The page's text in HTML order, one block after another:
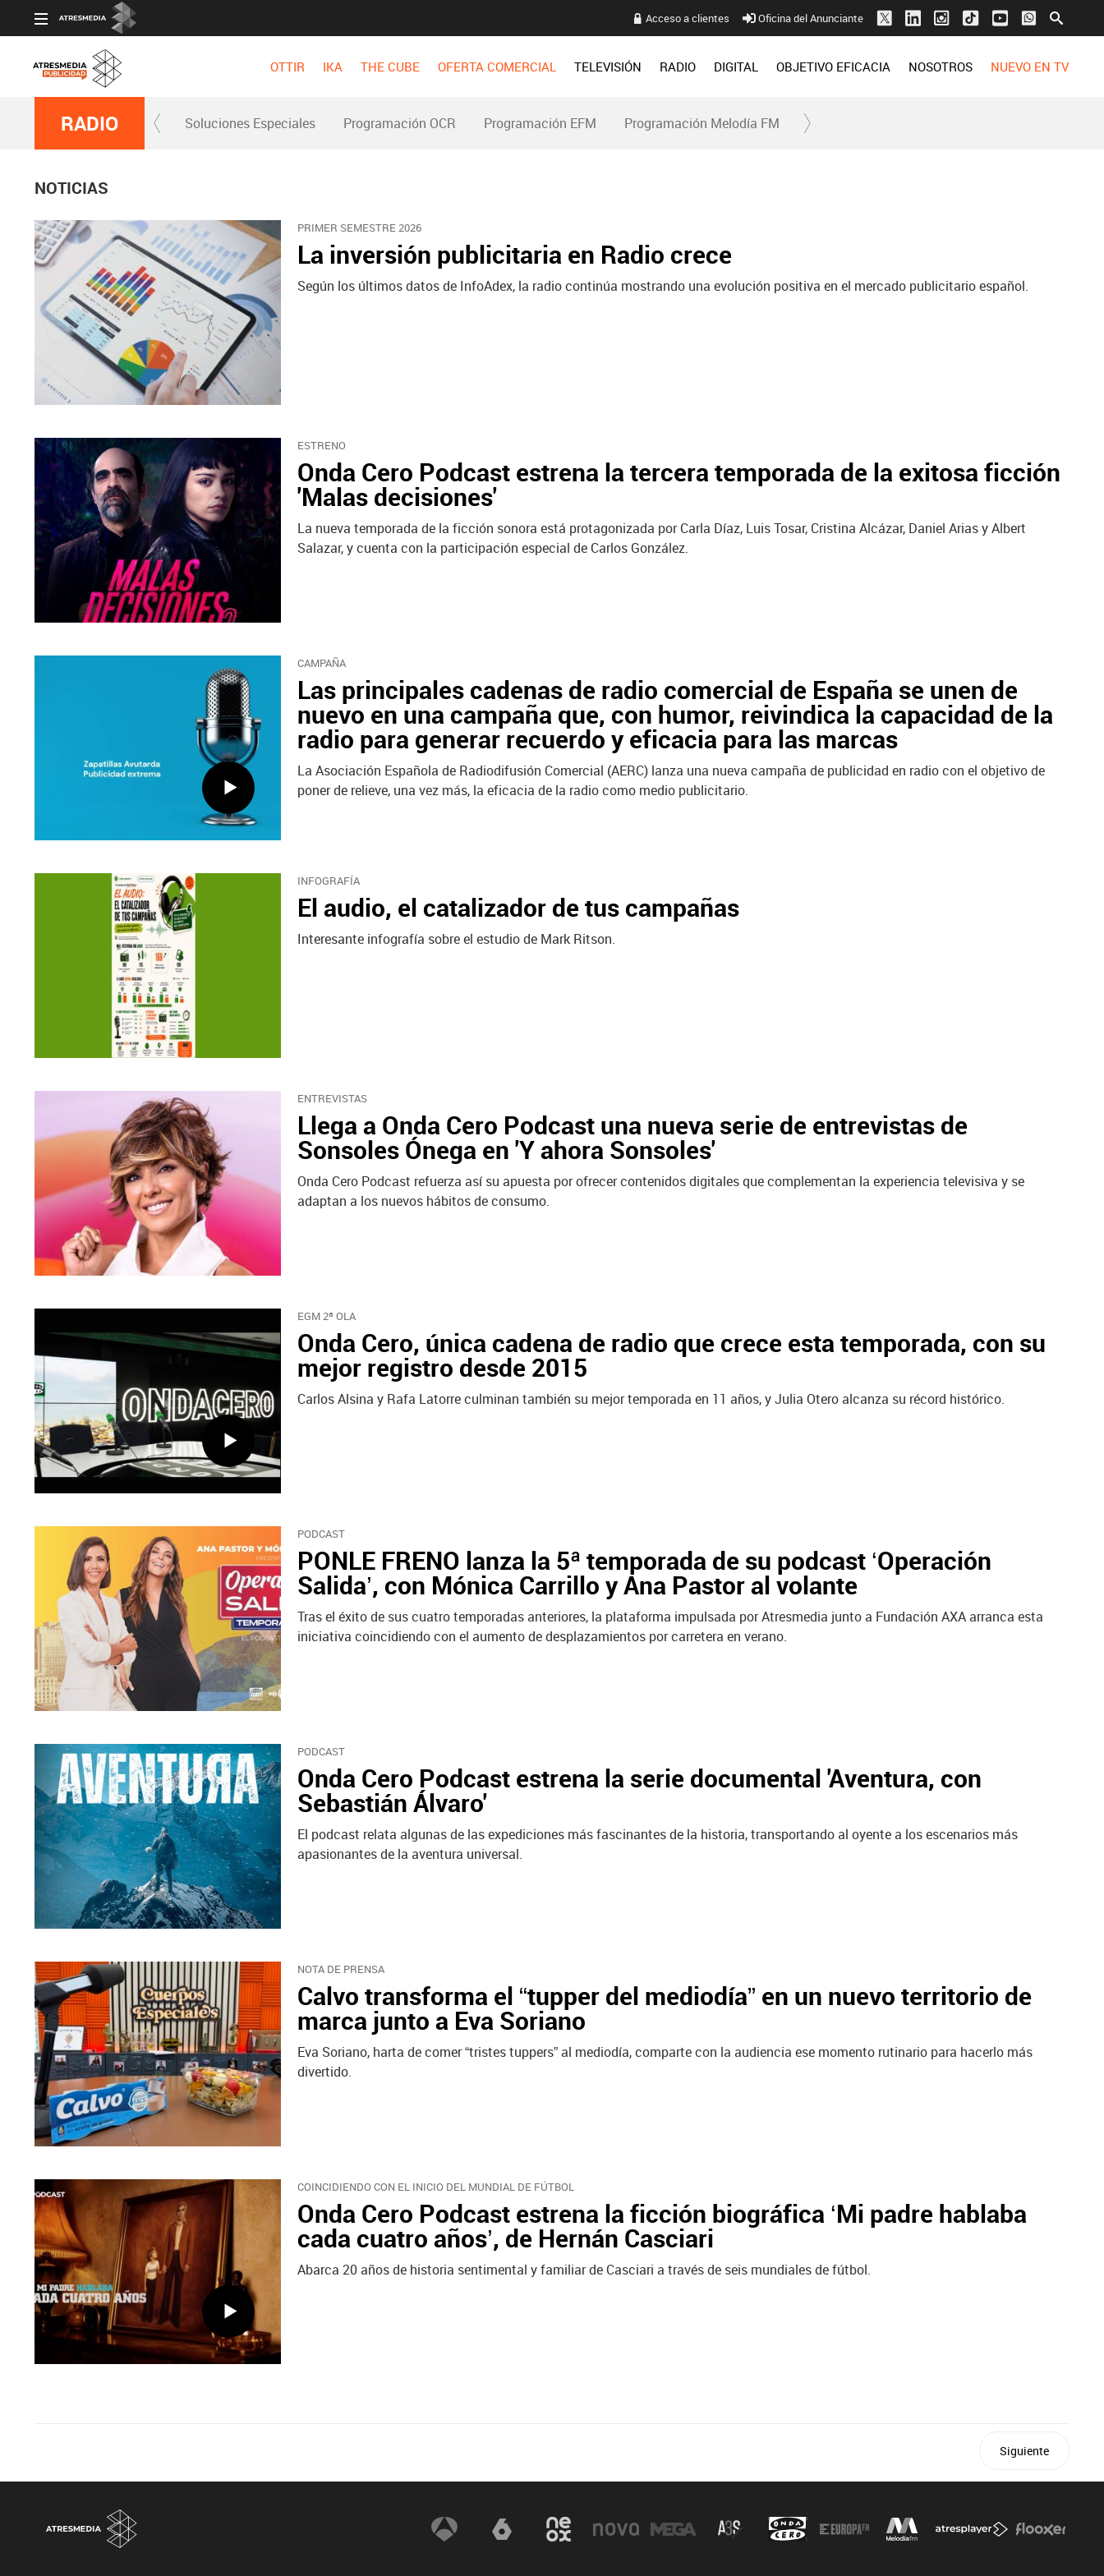
Acceso a clientes Oficina del Anunciante
OTTIR IKA THE CUBE OFERTA COMERCIAL TELEVISIÓN RADIO DIGITAL OBJETIVO EFICACIA NOSOTROS NUEVO EN TV
RADIO Soluciones Especiales Programación OCR Programación EFM Programación Melodía FM
NOTICIAS
PRIMER SEMESTRE 2026
La inversión publicitaria en Radio crece
Según los últimos datos de InfoAdex, la radio continúa mostrando una evolución positiva en el mercado publicitario español.
ESTRENO
Onda Cero Podcast estrena la tercera temporada de la exitosa ficción
'Malas decisiones'
La nueva temporada de la ficción sonora está protagonizada por Carla Díaz, Luis Tosar, Cristina Alcázar, Daniel Arias y Albert
Salazar, y cuenta con la participación especial de Carlos González.
CAMPAÑA
Las principales cadenas de radio comercial de España se unen de
nuevo en una campaña que, con humor, reivindica la capacidad de la
radio para generar recuerdo y eficacia para las marcas
La Asociación Española de Radiodifusión Comercial (AERC) lanza una nueva campaña de publicidad en radio con el objetivo de
poner de relieve, una vez más, la eficacia de la radio como medio publicitario.
INFOGRAFÍA
El audio, el catalizador de tus campañas
Interesante infografía sobre el estudio de Mark Ritson.
ENTREVISTAS
Llega a Onda Cero Podcast una nueva serie de entrevistas de
Sonsoles Ónega en 'Y ahora Sonsoles'
Onda Cero Podcast refuerza así su apuesta por ofrecer contenidos digitales que complementan la experiencia televisiva y se
adaptan a los nuevos hábitos de consumo.
EGM 2ª OLA
Onda Cero, única cadena de radio que crece esta temporada, con su
mejor registro desde 2015
Carlos Alsina y Rafa Latorre culminan también su mejor temporada en 11 años, y Julia Otero alcanza su récord histórico.
PODCAST
PONLE FRENO lanza la 5ª temporada de su podcast ‘Operación
Salida’, con Mónica Carrillo y Ana Pastor al volante
Tras el éxito de sus cuatro temporadas anteriores, la plataforma impulsada por Atresmedia junto a Fundación AXA arranca esta
iniciativa coincidiendo con el aumento de desplazamientos por carretera en verano.
PODCAST
Onda Cero Podcast estrena la serie documental 'Aventura, con
Sebastián Álvaro'
El podcast relata algunas de las expediciones más fascinantes de la historia, transportando al oyente a los escenarios más
apasionantes de la aventura universal.
NOTA DE PRENSA
Calvo transforma el “tupper del mediodía” en un nuevo territorio de
marca junto a Eva Soriano
Eva Soriano, harta de comer “tristes tuppers” al mediodía, comparte con la audiencia ese momento rutinario para hacerlo más
divertido.
COINCIDIENDO CON EL INICIO DEL MUNDIAL DE FÚTBOL
Onda Cero Podcast estrena la ficción biográfica ‘Mi padre hablaba
cada cuatro años’, de Hernán Casciari
Abarca 20 años de historia sentimental y familiar de Casciari a través de seis mundiales de fútbol.
Siguiente